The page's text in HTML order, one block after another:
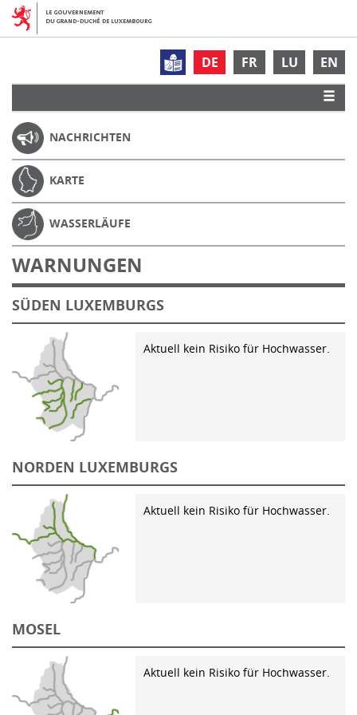
DE FR LU EN
NACHRICHTEN
KARTE
WASSERLÄUFE
WARNUNGEN
SÜDEN LUXEMBURGS
Aktuell kein Risiko für Hochwasser.
NORDEN LUXEMBURGS
Aktuell kein Risiko für Hochwasser.
MOSEL
Aktuell kein Risiko für Hochwasser.